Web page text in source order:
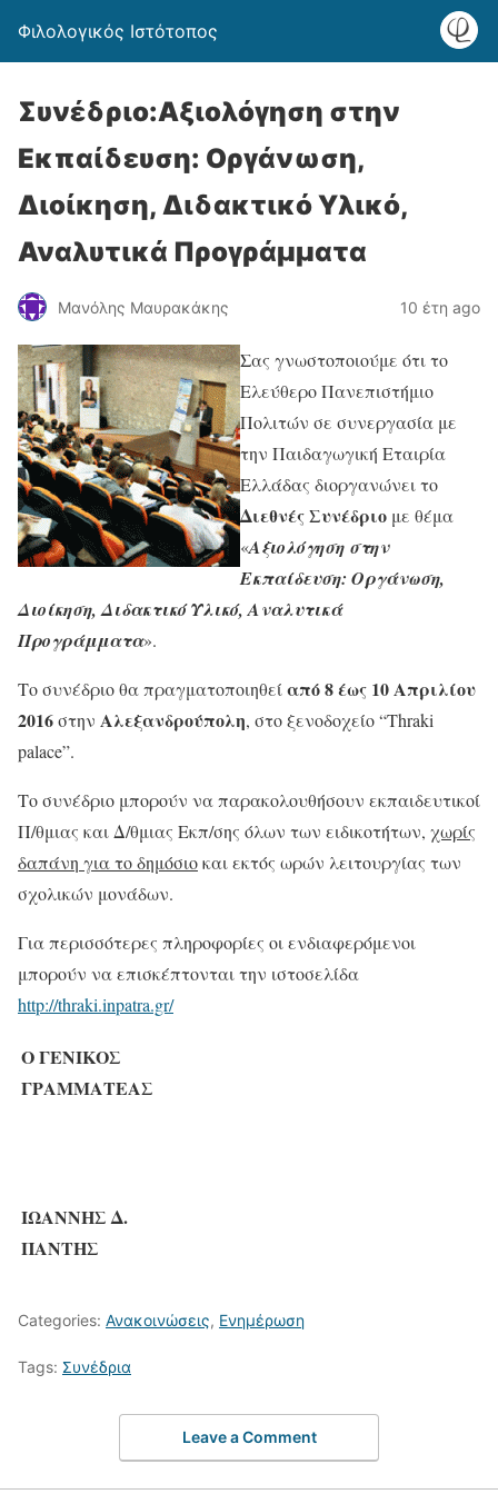
Φιλολογικός Ιστότοπος
Συνέδριο:Αξιολόγηση στην
Εκπαίδευση: Οργάνωση,
Διοίκηση, Διδακτικό Υλικό,
Αναλυτικά Προγράμματα
Μανόλης Μαυρακάκης 10 έτη ago
Σας γνωστοποιούμε ότι το
Ελεύθερο Πανεπιστήμιο
Πολιτών σε συνεργασία με
την Παιδαγωγική Εταιρία
Ελλάδας διοργανώνει το
Διεθνές Συνέδριο με θέμα
«Αξιολόγηση στην
Εκπαίδευση: Οργάνωση,
Διοίκηση, Διδακτικό Υλικό, Αναλυτικά
Προγράμματα».
Το συνέδριο θα πραγματοποιηθείαπό 8 έως 10 Απριλίου
2016στην Αλεξανδρούπολη, στο ξενοδοχείο “Thraki
palace”.
Το συνέδριο μπορούν να παρακολουθήσουν εκπαιδευτικοί
Π/θμιας και Δ/θμιας Εκπ/σης όλων των ειδικοτήτων, χωρίς
δαπάνη για το δημόσιοκαι εκτός ωρών λειτουργίας των
σχολικών μονάδων.
Για περισσότερες πληροφορίες οι ενδιαφερόμενοι
μπορούν να επισκέπτονται την ιστοσελίδα
http://thraki.inpatra.gr/
Ο ΓΕΝΙΚΟΣ
ΓΡΑΜΜΑΤΕΑΣ
ΙΩΑΝΝΗΣ Δ.
ΠΑΝΤΗΣ
Categories: Ανακοινώσεις, Ενημέρωση
Tags: Συνέδρια
Leave a Comment